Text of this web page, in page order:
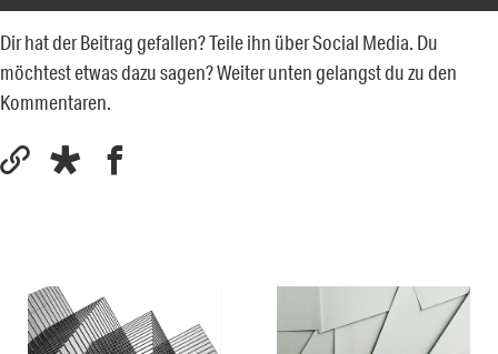
Dir hat der Beitrag gefallen? Teile ihn über Social Media. Du
möchtest etwas dazu sagen? Weiter unten gelangst du zu den
Kommentaren.